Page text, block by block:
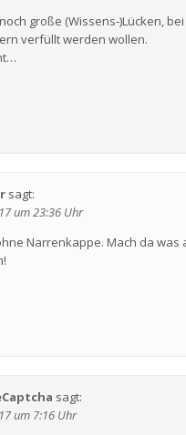
große (Wissens-)Lücken,
verfüllt werden wollen.
sagt:
um 23:36 Uhr
Narrenkappe. Mach da was
sagt:
um 7:16 Uhr